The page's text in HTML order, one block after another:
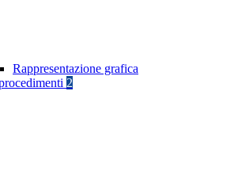
Rappresentazione grafica
2